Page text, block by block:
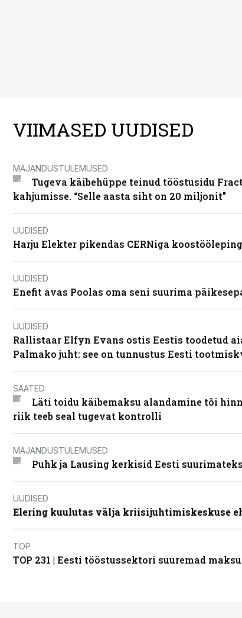
VIIMASED UUDISED
MAJANDUSTULEMUSED
Tugeva käibehüppe teinud tööstusidu
kahjumisse. “Selle aasta siht on 20 miljonit”
UUDISED
Harju Elekter pikendas CERNiga
UUDISED
Enefit avas Poolas oma seni suurima
UUDISED
Rallistaar Elfyn Evans ostis Eestis toodetud
Palmako juht: see on tunnustus Eesti
SAATED
Läti toidu käibemaksu alandamine tõi
riik teeb seal tugevat kontrolli
MAJANDUSTULEMUSED
Puhk ja Lausing kerkisid Eesti
UUDISED
Elering kuulutas välja kriisijuhtimiskeskuse
TOP
TOP 231 | Eesti tööstussektori suuremad